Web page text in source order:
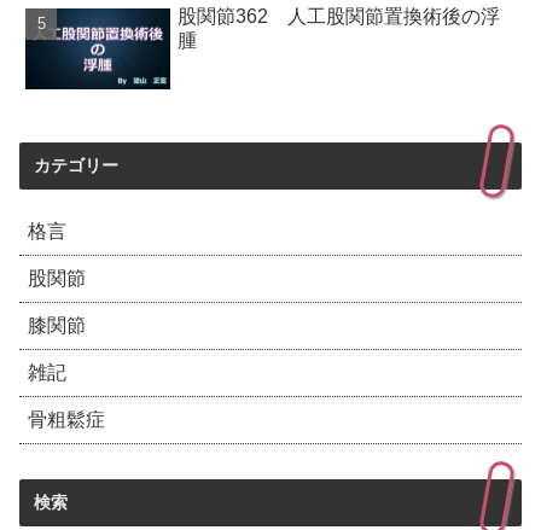
股関節362 人工股関節置換術後の浮
腫
カテゴリー
格言
股関節
膝関節
雑記
骨粗鬆症
検索